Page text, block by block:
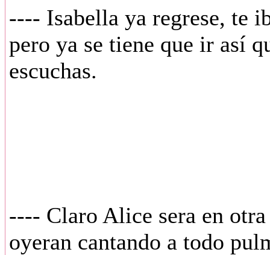
---- Isabella ya regrese, te
pero ya se tiene que ir así
escuchas.
---- Claro Alice sera en
oyeran cantando a todo